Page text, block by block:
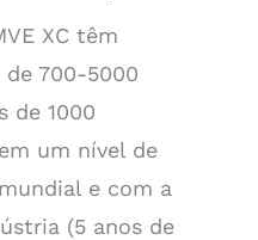
XC têm
de 700-5000
de 1000
um nível de
e com a
(5 anos de